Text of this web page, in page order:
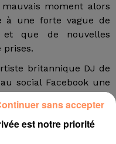
moment alors
à une forte vague de
et que de nouvelles
britannique DJ de
social Facebook une
en plein cœur de
le lieu de résidence du
est notre priorité
sans accepter